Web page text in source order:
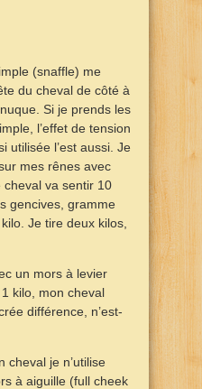
(snaffle) me
du cheval de côté à
Si je prends les
l’effet de tension
utilisée l’est aussi. Je
mes rênes avec
cheval va sentir 10
gencives, gramme
Je tire deux kilos,
un mors à levier
kilo, mon cheval
différence, n’est-
cheval je n’utilise
à aiguille (full cheek